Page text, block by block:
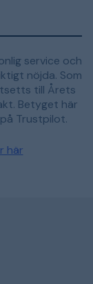
service och
nöjda. Som
till Årets
Betyget här
Trustpilot.
här